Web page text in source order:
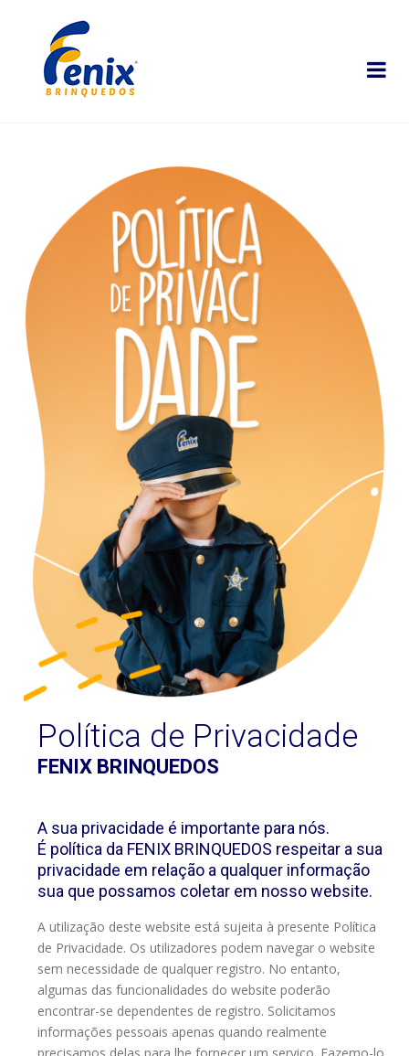
Política de Privacidade
FENIX BRINQUEDOS
A sua privacidade é importante para nós.
É política da FENIX BRINQUEDOS respeitar a sua
privacidade em relação a qualquer informação
sua que possamos coletar em nosso website.
A utilização deste website está sujeita à presente Política
de Privacidade. Os utilizadores podem navegar o website
sem necessidade de qualquer registro. No entanto,
algumas das funcionalidades do website poderão
encontrar-se dependentes de registro. Solicitamos
informações pessoais apenas quando realmente